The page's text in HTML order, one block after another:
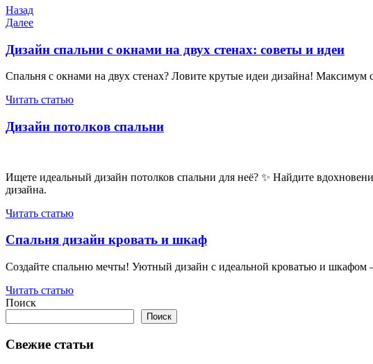
Навигация
по
записям
Предыдущая
запись
Назад
Следующая
Далее
Дизайн спальни с окнами на двух стенах: советы и идеи
Спальня с окнами на двух стенах? Ловите крутые идеи дизайна! Максимум
Читать статью
Дизайн потолков спальни
Ищете идеальный дизайн потолков спальни для неё? ✨ Найдите
дизайна.
Читать статью
Спальня дизайн кровать и шкаф
Создайте спальню мечты! Уютный дизайн с идеальной кроватью и шкафом
Читать статью
Поиск
Поиск
Свежие статьи